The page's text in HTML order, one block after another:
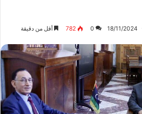
18/11/2024
0
782 أقل من دقيقة